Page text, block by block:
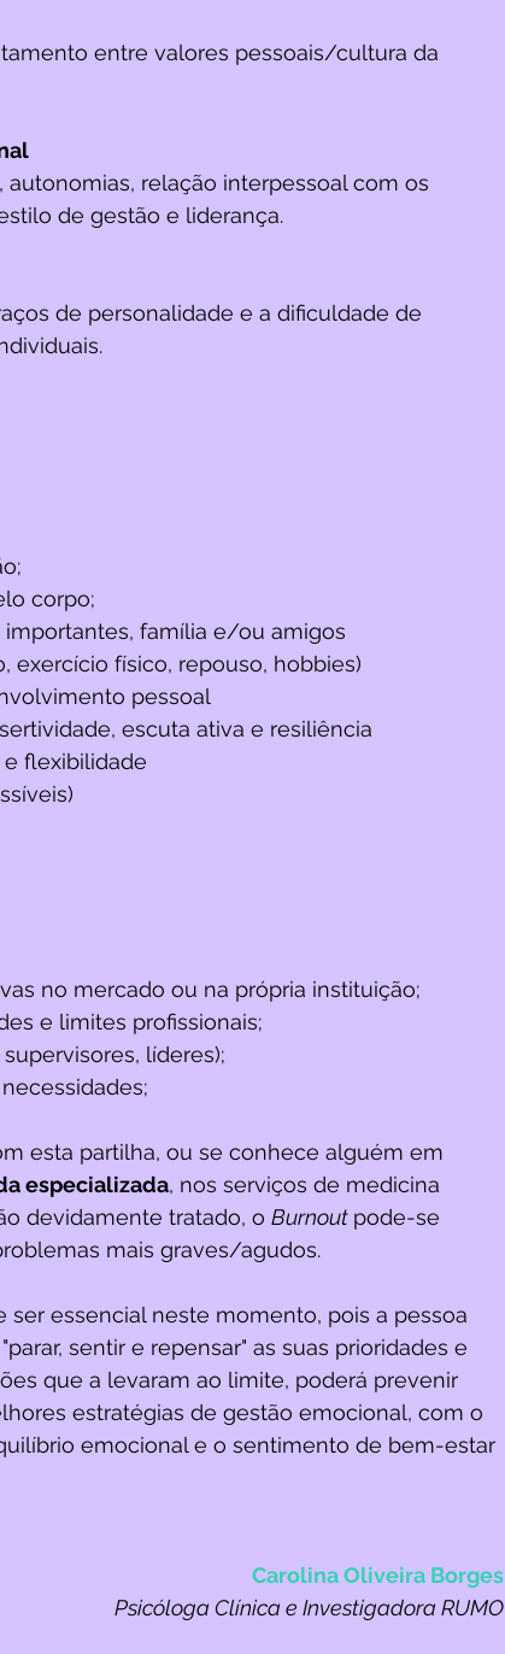
entre valores pessoais/cultura da
relação interpessoal com os
de gestão e liderança.
de personalidade e a dificuldade de
corpo;
família e/ou amigos
exercício físico, repouso, hobbies)
pessoal
escuta ativa e resiliência
flexibilidade
no mercado ou na própria instituição;
e limites profissionais;
líderes);
esta partilha, ou se conhece alguém em
especializada, nos serviços de medicina
devidamente tratado, o Burnout pode-se
mais graves/agudos.
essencial neste momento, pois a pessoa
sentir e repensar" as suas prioridades e
que a levaram ao limite, poderá prevenir
estratégias de gestão emocional, com o
emocional e o sentimento de bem-estar
Carolina Oliveira Borges
Psicóloga Clínica e Investigadora RUMO